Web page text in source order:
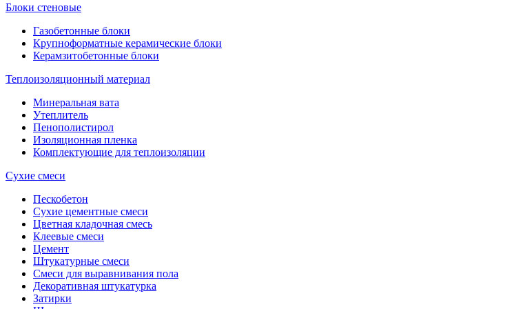
Блоки стеновые
Газобетонные блоки
Крупноформатные керамические блоки
Керамзитобетонные блоки
Теплоизоляционный материал
Минеральная вата
Утеплитель
Пенополистирол
Изоляционная пленка
Комплектующие для теплоизоляции
Сухие смеси
Пескобетон
Сухие цементные смеси
Цветная кладочная смесь
Клеевые смеси
Цемент
Штукатурные смеси
Смеси для выравнивания пола
Декоративная штукатурка
Затирки